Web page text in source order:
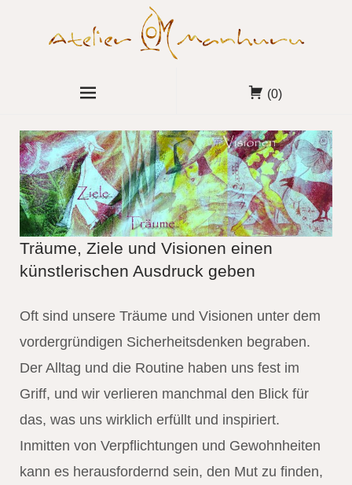
(0)
Träume, Ziele und Visionen einen
künstlerischen Ausdruck geben
Oft sind unsere Träume und Visionen unter dem
vordergründigen Sicherheitsdenken begraben.
Der Alltag und die Routine haben uns fest im
Griff, und wir verlieren manchmal den Blick für
das, was uns wirklich erfüllt und inspiriert.
Inmitten von Verpflichtungen und Gewohnheiten
kann es herausfordernd sein, den Mut zu finden,